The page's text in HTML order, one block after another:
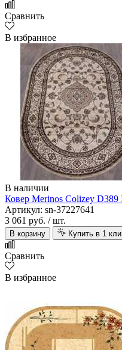
Сравнить
В избранное
В наличии
Ковер Merinos Colizey
Артикул: sn-37227641
3 061 руб. / шт.
В корзину Купить в 1
Сравнить
В избранное